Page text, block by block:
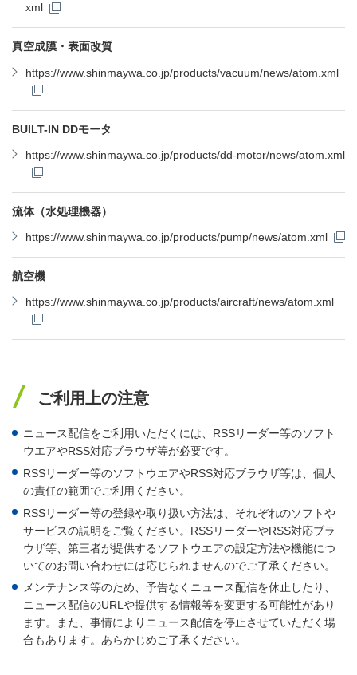
xml
真空成膜・表面改質
https://www.shinmaywa.co.jp/products/vacuum/news/atom.xml
BUILT-IN DDモータ
https://www.shinmaywa.co.jp/products/dd-motor/news/atom.xml
流体（水処理機器）
https://www.shinmaywa.co.jp/products/pump/news/atom.xml
航空機
https://www.shinmaywa.co.jp/products/aircraft/news/atom.xml
ご利用上の注意
ニュース配信をご利用いただくには、RSSリーダー等のソフト
ウエアやRSS対応ブラウザ等が必要です。
RSSリーダー等のソフトウエアやRSS対応ブラウザ等は、個人
の責任の範囲でご利用ください。
RSSリーダー等の登録や取り扱い方法は、それぞれのソフトや
サービスの説明をご覧ください。RSSリーダーやRSS対応ブラ
ウザ等、第三者が提供するソフトウエアの設定方法や機能につ
いてのお問い合わせには応じられませんのでご了承ください。
メンテナンス等のため、予告なくニュース配信を休止したり、
ニュース配信のURLや提供する情報等を変更する可能性があり
ます。また、事情によりニュース配信を停止させていただく場
合もあります。あらかじめご了承ください。